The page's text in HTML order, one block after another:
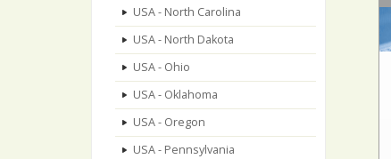
USA - North Carolina
USA - North Dakota
USA - Ohio
USA - Oklahoma
USA - Oregon
USA - Pennsylvania